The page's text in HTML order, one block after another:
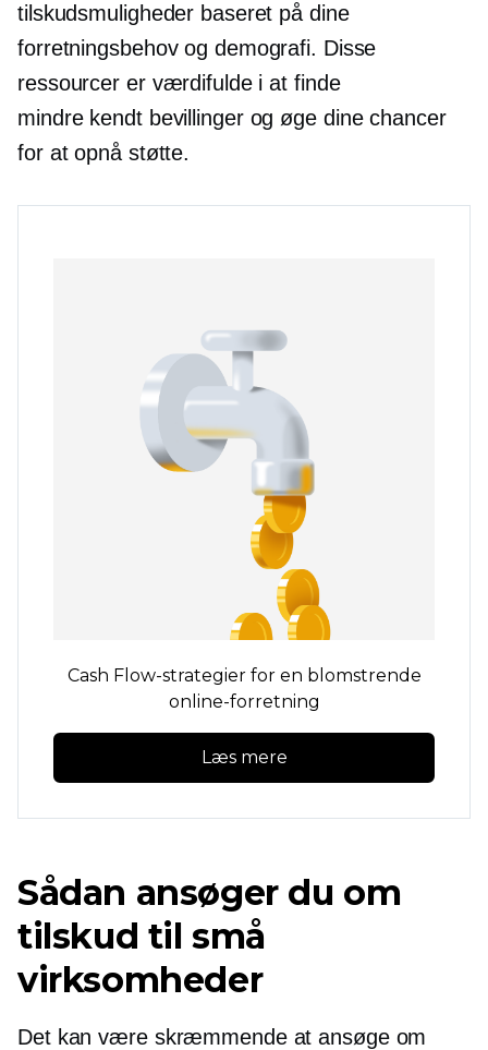
tilskudsmuligheder baseret på dine
forretningsbehov og demografi. Disse
ressourcer er værdifulde i at finde
mindre kendtbevillinger og øge dine chancer
for at opnå støtte.
Cash Flow-strategier for en blomstrende
online-forretning
Læs mere
Sådan ansøger du om
tilskud til små
virksomheder
Det kan være skræmmende at ansøge om